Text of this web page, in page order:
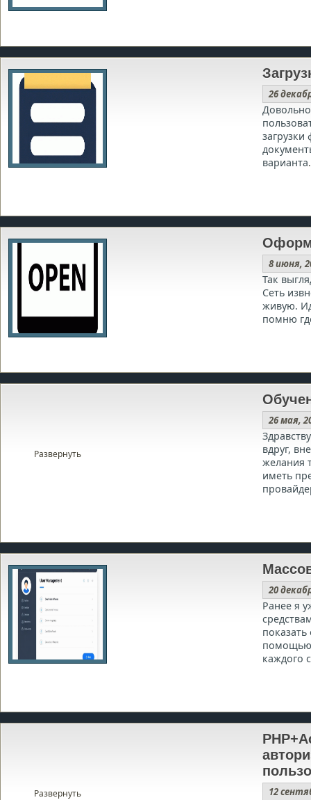
26
варианта
8 июня,
Так
Сеть
живую.
помню
Развернуть
26 мая,
вдруг,
желания
иметь
20
Ранее я
помощью
каждого
Развернуть 12